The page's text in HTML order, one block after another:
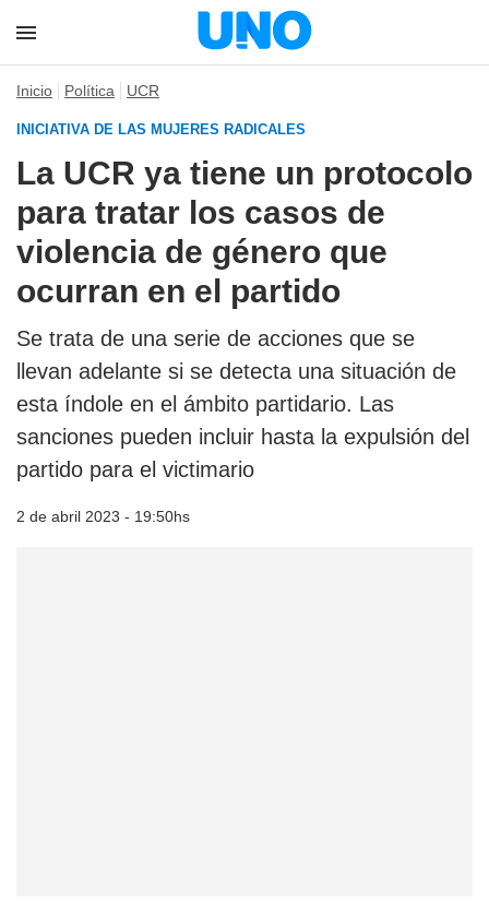
Inicio Política UCR
INICIATIVA DE LAS MUJERES RADICALES
La UCR ya tiene un protocolo
para tratar los casos de
violencia de género que
ocurran en el partido
Se trata de una serie de acciones que se
llevan adelante si se detecta una situación de
esta índole en el ámbito partidario. Las
sanciones pueden incluir hasta la expulsión del
partido para el victimario
2 de abril 2023 - 19:50hs